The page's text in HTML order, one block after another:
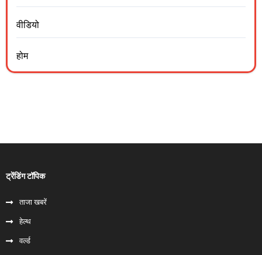
वीडियो
होम
ट्रेंडिंग टॉपिक
ताजा खबरें
हेल्‍थ
वर्ल्ड